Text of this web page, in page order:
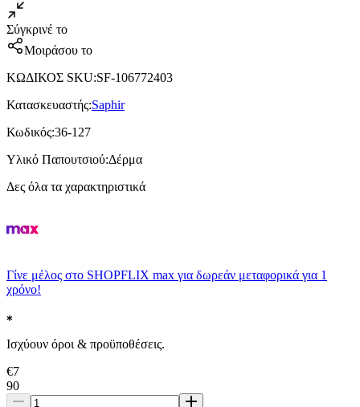
Σύγκρινέ το
Μοιράσου το
ΚΩΔΙΚΟΣ SKU:SF-106772403
Κατασκευαστής:Saphir
Κωδικός:36-127
Υλικό Παπουτσιού:Δέρμα
Δες όλα τα χαρακτηριστικά
Γίνε μέλος στο SHOPFLIX max για δωρεάν μεταφορικά για 1
χρόνο!
Ισχύουν όροι & προϋποθέσεις.
€7
90